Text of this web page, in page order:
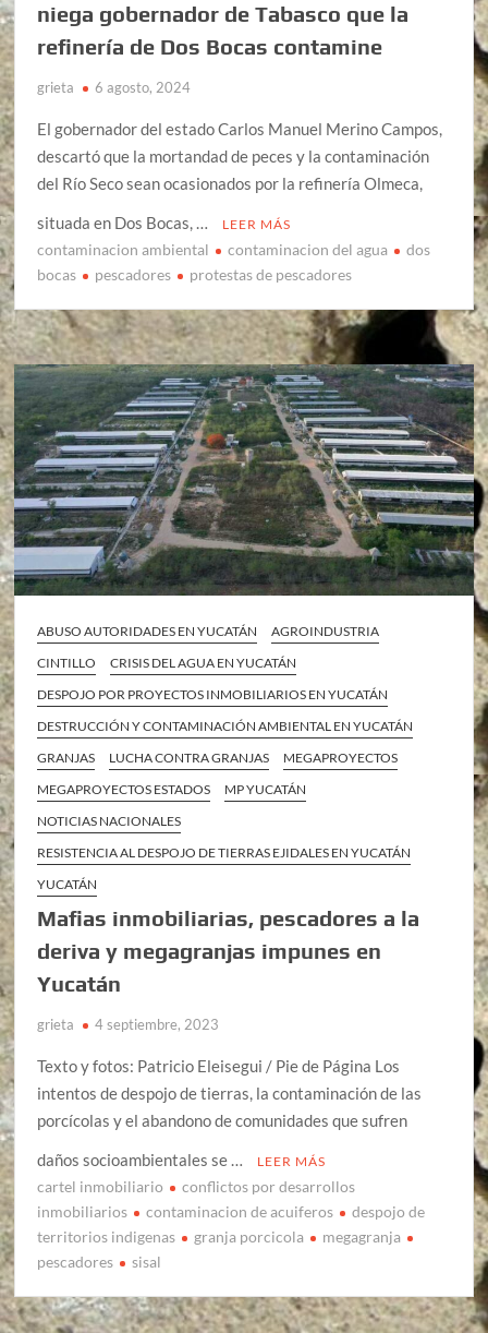
niega gobernador de Tabasco que la
refinería de Dos Bocas contamine
grieta 6 agosto, 2024
El gobernador del estado Carlos Manuel Merino Campos,
descartó que la mortandad de peces y la contaminación
del Río Seco sean ocasionados por la refinería Olmeca,
situada en Dos Bocas, …
LEER MÁS
contaminacion ambiental contaminacion del agua
dos
bocas
pescadores protestas de pescadores
ABUSO AUTORIDADES EN YUCATÁN
AGROINDUSTRIA
CINTILLO
CRISIS DEL AGUA EN YUCATÁN
DESPOJO POR PROYECTOS INMOBILIARIOS EN YUCATÁN
DESTRUCCIÓN Y CONTAMINACIÓN AMBIENTAL EN YUCATÁN
GRANJAS
LUCHA CONTRA GRANJAS
MEGAPROYECTOS
MEGAPROYECTOS ESTADOS
MP YUCATÁN
NOTICIAS NACIONALES
RESISTENCIA AL DESPOJO DE TIERRAS EJIDALES EN YUCATÁN
YUCATÁN
Mafias inmobiliarias, pescadores a la
deriva y megagranjas impunes en
Yucatán
grieta 4 septiembre, 2023
Texto y fotos: Patricio Eleisegui / Pie de Página Los
intentos de despojo de tierras, la contaminación de las
porcícolas y el abandono de comunidades que sufren
daños socioambientales se …
LEER MÁS
cartel inmobiliario
conflictos por desarrollos
inmobiliarios
contaminacion de acuiferos
despojo de
territorios indigenas
granja porcicola
megagranja
pescadores
sisal